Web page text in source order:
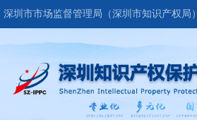
深圳市市场监督管理局（深圳市知识产权局）